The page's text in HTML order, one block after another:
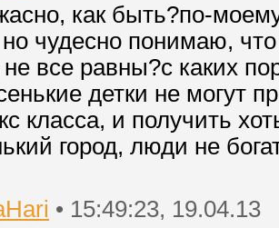
как быть?по-
чудесно понимаю,
не все равны?с каких
детки не могут
класса, и получить
город, люди не
• 15:49:23, 19.04.13